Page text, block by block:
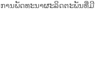
ນພັດທະນາຜະລິດຕະພັນ